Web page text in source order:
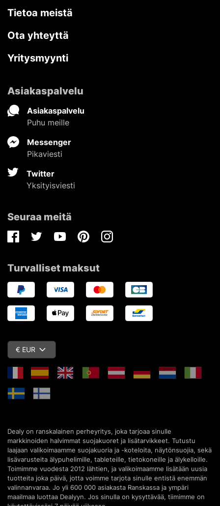
Tietoa meistä
Ota yhteyttä
Yritysmyynti
Asiakaspalvelu
Asiakaspalvelu
Puhu meille
Messenger
Pikaviesti
Twitter
Yksityisviesti
Seuraa meitä
FacebookTwitterYoutubePinterestInstagram
Turvalliset maksut
€ EUR
Dealy on ranskalainen perheyritys, joka tarjoaa sinulle
markkinoiden halvimmat suojakuoret ja lisätarvikkeet. Tutustu
laajaan valikoimaamme suojakuoria ja -koteloita, näytönsuojia, sekä
lisävarusteita älypuhelimille, tableteille, tietokoneille ja älykelloille.
Toimimme vuodesta 2012 lähtien, ja valikoimaamme lisätään uusia
tuotteita joka päivä, jotta voimme tarjota sinulle entistä enemmän
valinnanvaraa. Jo yli 600 000 asiakasta Ranskassa ja ympäri
maailmaa luottaa Dealyyn. Jos sinulla on kysyttävää, tiimimme on